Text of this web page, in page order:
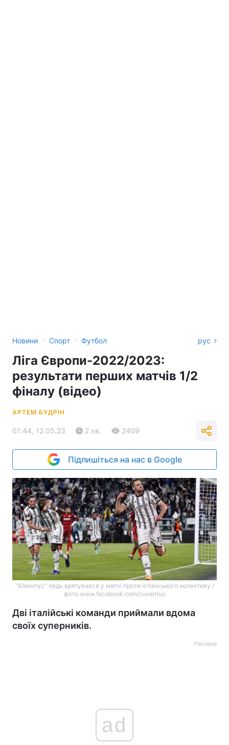
Новини › Спорт › Футбол рус
Ліга Європи-2022/2023:
результати перших матчів 1/2
фіналу (відео)
АРТЕМ БУДРІН
01:44, 12.05.23 2 хв. 2409
Підпишіться на нас в Google
"Ювентус" ледь врятувався у матчі проти іспанського колективу /
фото www.facebook.com/Juventus
Дві італійські команди приймали вдома
своїх суперників.
Реклама
ad